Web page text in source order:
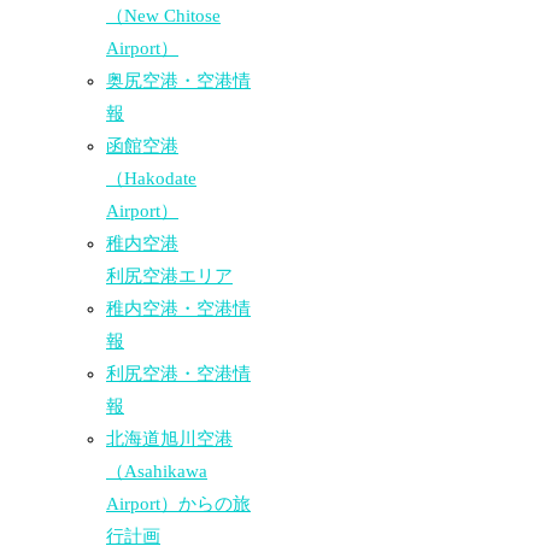
（New Chitose
Airport）
奥尻空港・空港情
報
函館空港
（Hakodate
Airport）
稚内空港
利尻空港エリア
稚内空港・空港情
報
利尻空港・空港情
報
北海道旭川空港
（Asahikawa
Airport）からの旅
行計画